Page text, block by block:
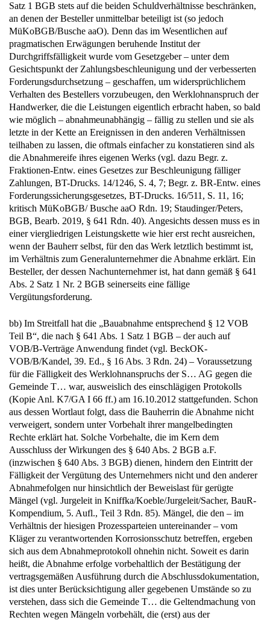
Satz 1 BGB stets auf die beiden Schuldverhältnisse beschränken,
an denen der Besteller unmittelbar beteiligt ist (so jedoch
MüKoBGB/Busche aaO). Denn das im Wesentlichen auf
pragmatischen Erwägungen beruhende Institut der
Durchgriffsfälligkeit wurde vom Gesetzgeber – unter dem
Gesichtspunkt der Zahlungsbeschleunigung und der verbesserten
Forderungsdurchsetzung – geschaffen, um widersprüchlichem
Verhalten des Bestellers vorzubeugen, den Werklohnanspruch der
Handwerker, die die Leistungen eigentlich erbracht haben, so bald
wie möglich – abnahmeunabhängig – fällig zu stellen und sie als
letzte in der Kette an Ereignissen in den anderen Verhältnissen
teilhaben zu lassen, die oftmals einfacher zu konstatieren sind als
die Abnahmereife ihres eigenen Werks (vgl. dazu Begr. z.
Fraktionen-Entw. eines Gesetzes zur Beschleunigung fälliger
Zahlungen, BT-Drucks. 14/1246, S. 4, 7; Begr. z. BR-Entw. eines
Forderungssicherungsgesetzes, BT-Drucks. 16/511, S. 11, 16;
kritisch MüKoBGB/ Busche aaO Rdn. 19; Staudinger/Peters,
BGB, Bearb. 2019, § 641 Rdn. 40). Angesichts dessen muss es in
einer viergliedrigen Leistungskette wie hier erst recht ausreichen,
wenn der Bauherr selbst, für den das Werk letztlich bestimmt ist,
im Verhältnis zum Generalunternehmer die Abnahme erklärt. Ein
Besteller, der dessen Nachunternehmer ist, hat dann gemäß § 641
Abs. 2 Satz 1 Nr. 2 BGB seinerseits eine fällige
Vergütungsforderung.
bb) Im Streitfall hat die „Bauabnahme entsprechend § 12 VOB
Teil B“, die nach § 641 Abs. 1 Satz 1 BGB – der auch auf
VOB/B-Verträge Anwendung findet (vgl. BeckOK-
VOB/B/Kandel, 39. Ed., § 16 Abs. 3 Rdn. 24) – Voraussetzung
für die Fälligkeit des Werklohnanspruchs der S… AG gegen die
Gemeinde T… war, ausweislich des einschlägigen Protokolls
(Kopie Anl. K7/GA I 66 ff.) am 16.10.2012 stattgefunden. Schon
aus dessen Wortlaut folgt, dass die Bauherrin die Abnahme nicht
verweigert, sondern unter Vorbehalt ihrer mangelbedingten
Rechte erklärt hat. Solche Vorbehalte, die im Kern dem
Ausschluss der Wirkungen des § 640 Abs. 2 BGB a.F.
(inzwischen § 640 Abs. 3 BGB) dienen, hindern den Eintritt der
Fälligkeit der Vergütung des Unternehmers nicht und den anderer
Abnahmefolgen nur hinsichtlich der Beweislast für gerügte
Mängel (vgl. Jurgeleit in Kniffka/Koeble/Jurgeleit/Sacher, BauR-
Kompendium, 5. Aufl., Teil 3 Rdn. 85). Mängel, die den – im
Verhältnis der hiesigen Prozessparteien untereinander – vom
Kläger zu verantwortenden Korrosionsschutz betreffen, ergeben
sich aus dem Abnahmeprotokoll ohnehin nicht. Soweit es darin
heißt, die Abnahme erfolge vorbehaltlich der Bestätigung der
vertragsgemäßen Ausführung durch die Abschlussdokumentation,
ist dies unter Berücksichtigung aller gegebenen Umstände so zu
verstehen, dass sich die Gemeinde T… die Geltendmachung von
Rechten wegen Mängeln vorbehält, die (erst) aus der